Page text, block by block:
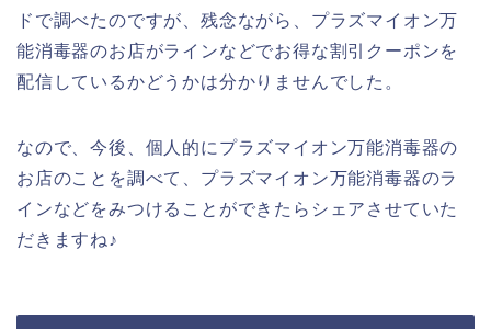
ドで調べたのですが、残念ながら、プラズマイオン万
能消毒器のお店がラインなどでお得な割引クーポンを
配信しているかどうかは分かりませんでした。
なので、今後、個人的にプラズマイオン万能消毒器の
お店のことを調べて、プラズマイオン万能消毒器のラ
インなどをみつけることができたらシェアさせていた
だきますね♪